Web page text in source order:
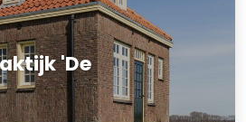
'De